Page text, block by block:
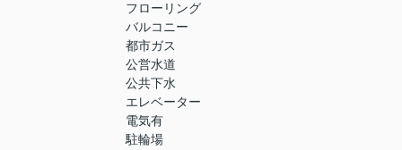
フローリング
バルコニー
都市ガス
公営水道
公共下水
エレベーター
電気有
駐輪場